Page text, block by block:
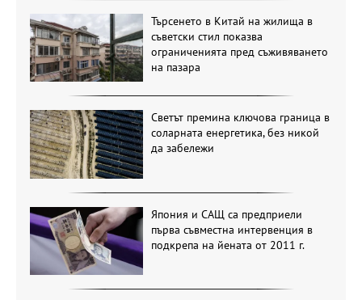
Търсенето в Китай на жилища в
съветски стил показва
ограниченията пред съживяването
на пазара
Светът премина ключова граница в
соларната енергетика, без никой
да забележи
Япония и САЩ са предприели
първа съвместна интервенция в
подкрепа на йената от 2011 г.